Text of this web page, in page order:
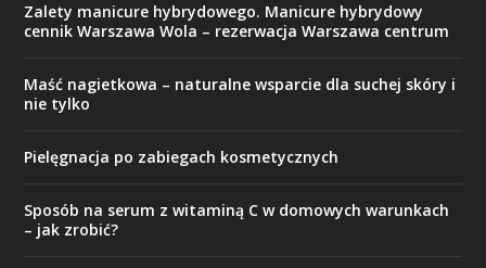
Zalety manicure hybrydowego. Manicure hybrydowy
cennik Warszawa Wola – rezerwacja Warszawa centrum
Maść nagietkowa – naturalne wsparcie dla suchej skóry i
nie tylko
Pielęgnacja po zabiegach kosmetycznych
Sposób na serum z witaminą C w domowych warunkach
– jak zrobić?